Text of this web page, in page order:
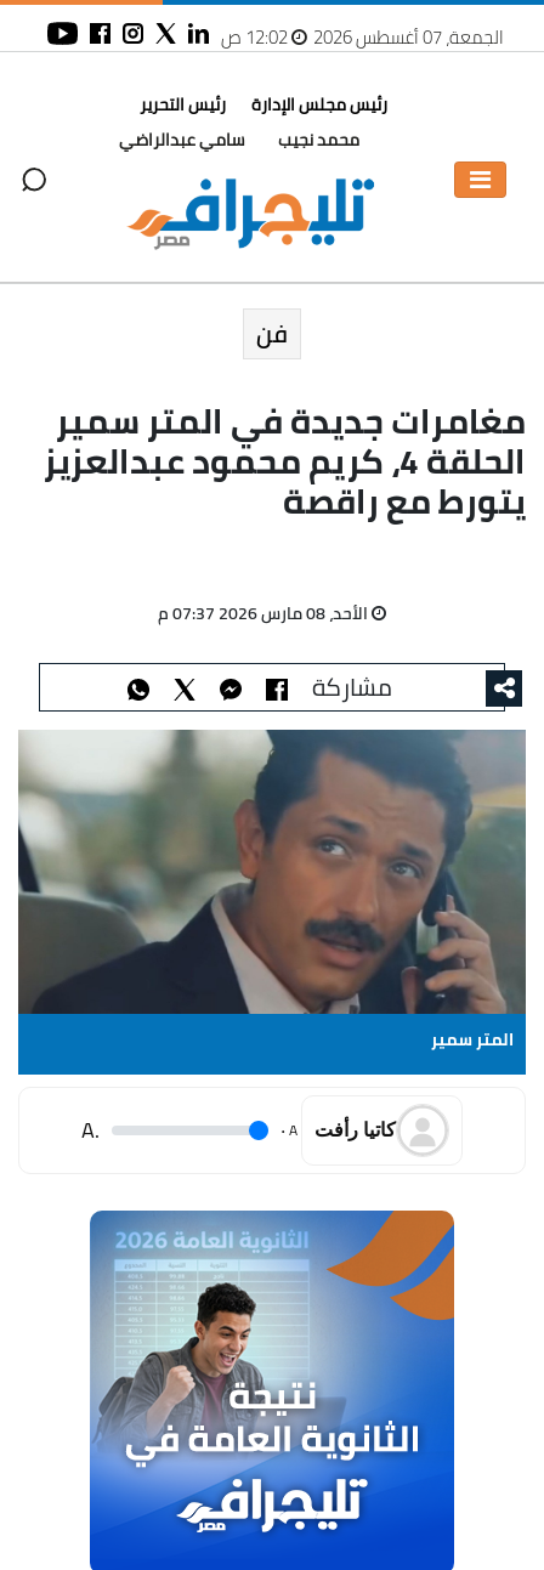
الجمعة، 07 أغسطس 2026 12:02 ص
رئيس مجلس الإدارة
محمد نجيب
رئيس التحرير
سامي عبدالراضي
فن
مغامرات جديدة في المتر سمير
الحلقة 4، كريم محمود عبدالعزيز
يتورط مع راقصة
الأحد، 08 مارس 2026 07:37 م
مشاركة
المتر سمير
كاتيا رأفت A
.
.A